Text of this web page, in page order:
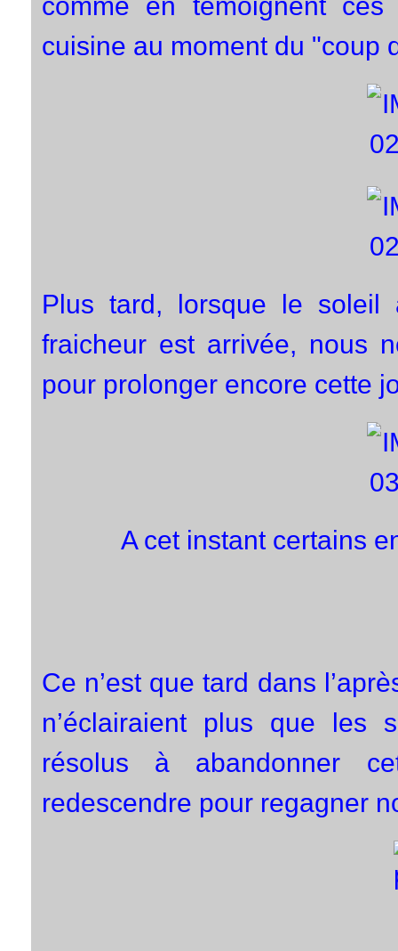
cuisine au moment du "coup
Plus tard, lorsque le
fraicheur est arrivée, nous
pour prolonger encore cette
A cet instant certains
Ce n’est que tard dans
n’éclairaient plus que les
résolus à abandonner
redescendre pour regagner